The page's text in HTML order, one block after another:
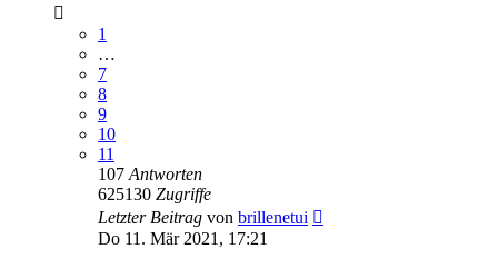
1
…
7
8
9
10
11
107Antworten
625130 Zugriffe
Letzter Beitrag von brillenetui
Do 11. Mär 2021, 17:21